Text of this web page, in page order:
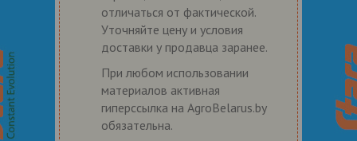
отличаться от фактической.
Уточняйте цену и условия
доставки у продавца заранее.
При любом использовании
материалов активная
гиперссылка на AgroBelarus.by
обязательна.